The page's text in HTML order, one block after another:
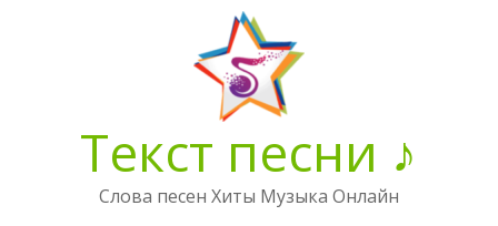
Текст песни ♪
Слова песен Хиты Музыка Онлайн